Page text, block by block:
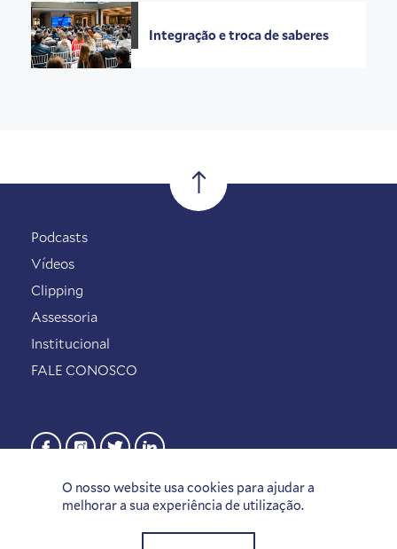
Integração e troca de saberes
O nosso website usa cookies para ajudar a
melhorar a sua experiência de utilização.
Podcasts
Vídeos
Clipping
Assessoria
Institucional
FALE CONOSCO